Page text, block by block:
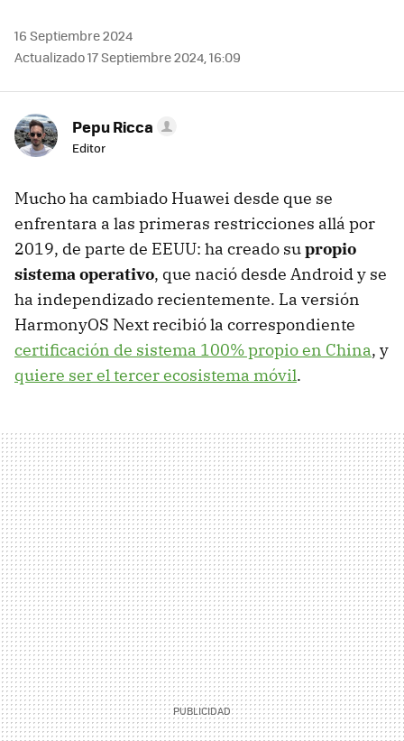
16 Septiembre 2024
Actualizado 17 Septiembre 2024, 16:09
Pepu Ricca
Editor
Mucho ha cambiado Huawei desde que se
enfrentara a las primeras restricciones allá por
2019, de parte de EEUU: ha creado supropio
sistema operativo, que nació desde Android y se
ha independizado recientemente. La versión
HarmonyOS Next recibió la correspondiente
certificación de sistema 100% propio en China, y
quiere ser el tercer ecosistema móvil.